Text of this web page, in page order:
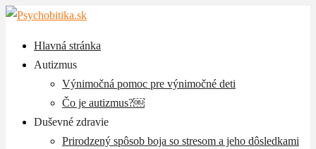
Hlavná stránka
Autizmus
Výnimočná pomoc pre výnimočné deti
Čo je autizmus?￼
Duševné zdravie
Prirodzený spôsob boja so stresom a jeho dôsledkami